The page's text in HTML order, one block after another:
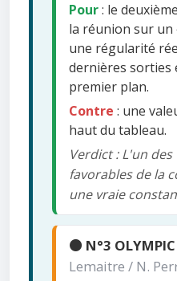
Pour: le
la réunion sur un
une régularité
dernières sorties
premier plan.
Contre : une
haut du tableau.
Verdict : L'un
favorables de la
une vraie
🟠 N°3 OLYMPIC
Lemaitre / N.